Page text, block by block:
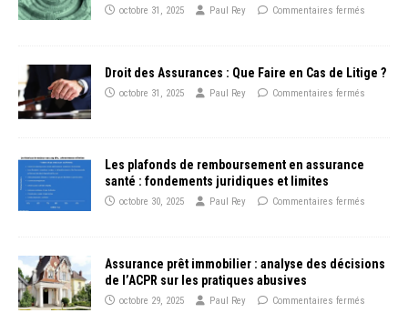
octobre 31, 2025 Paul Rey Commentaires fermés
Droit des Assurances : Que Faire en Cas de Litige ?
octobre 31, 2025 Paul Rey Commentaires fermés
Les plafonds de remboursement en assurance
santé : fondements juridiques et limites
octobre 30, 2025 Paul Rey Commentaires fermés
Assurance prêt immobilier : analyse des décisions
de l’ACPR sur les pratiques abusives
octobre 29, 2025 Paul Rey Commentaires fermés